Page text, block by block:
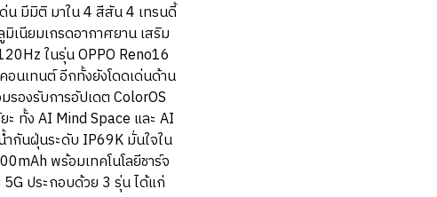
น มีมิติ มาใน 4 สีสัน 4 เทรนดี้
เนียมเกรดอากาศยาน เสริม
ในรุ่น OPPO Reno16
นเทนต์ อีกทั้งยังโดดเด่นด้าน
องรับการอัปเดต ColorOS
ทั้ง AI Mind Space และ AI
ำกันฝุ่นระดับ IP69K มั่นใจใน
พร้อมเทคโนโลยีชาร์จ
5G ประกอบด้วย 3 รุ่น ได้แก่